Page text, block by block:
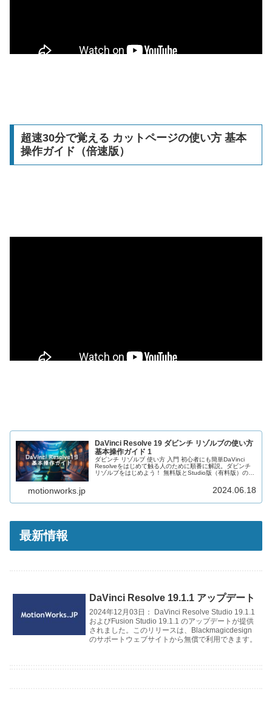
超速30分で覚える カットページの使い方 基本
操作ガイド（倍速版）
DaVinci Resolve 19 ダビンチ リゾルブの使い方
基本操作ガイド 1
ダビンチ リゾルブ 使い方 入門 初心者にも簡単DaVinci
Resolveをはじめて触る人のために順番に解説。ダビンチ
リゾルブをはじめよう！ 無料版とStudio版（有料版）の違
ーやプロジェクトの作成までを紹介します。
motionworks.jp 2024.06.18
最新情報
DaVinci Resolve 19.1.1 アップデート
2024年12月03日： DaVinci Resolve Studio 19.1.1
およびFusion Studio 19.1.1 のアップデートが提供
されました。このリリースは、Blackmagicdesign
のサポートウェブサイトから無償で利用できます。